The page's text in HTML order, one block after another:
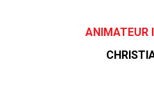
ANIMATEUR